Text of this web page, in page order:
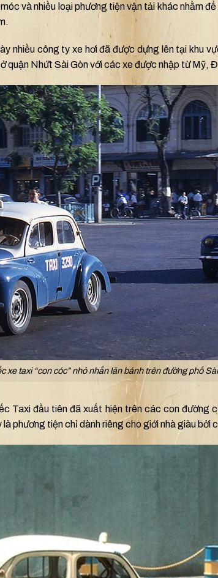
và nhiều loại phương tiện vận tải khác nhằm
nhiều công ty xe hơi đã được dựng lên tại khu
quận Nhứt Sài Gòn với các xe được nhập từ Mỹ,
xe taxi “con cóc” nhỏ nhắn lăn bánh trên đường phố
Taxi đầu tiên đã xuất hiện trên các con đường
phương tiện chỉ dành riêng cho giới nhà giàu bởi